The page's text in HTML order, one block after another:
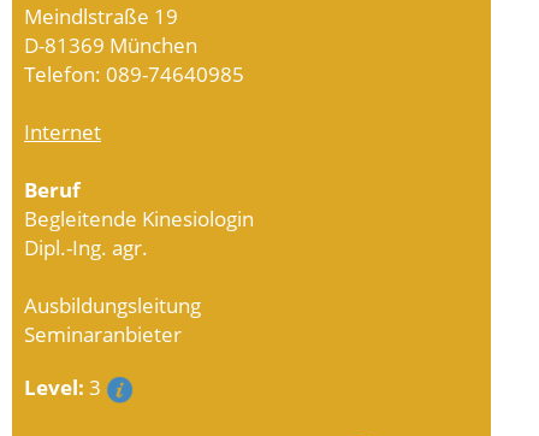
Meindlstraße 19
D-81369 München
Telefon: 089-74640985
Internet
Beruf
Begleitende Kinesiologin
Dipl.-Ing. agr.
Ausbildungsleitung
Seminaranbieter
Level: 3